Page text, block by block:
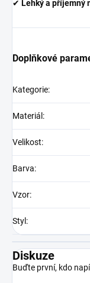
✔ Lehký a příjemný
Doplňkové
Kategorie:
Materiál :
Velikost:
Barva:
Vzor:
Styl :
Diskuze
Buďte první, kdo